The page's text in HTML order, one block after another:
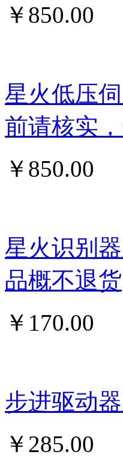
￥ 850.00
星火低压
前请核实
￥ 850.00
星火识别
品概不退货
￥ 170.00
步进驱动
￥ 285.00